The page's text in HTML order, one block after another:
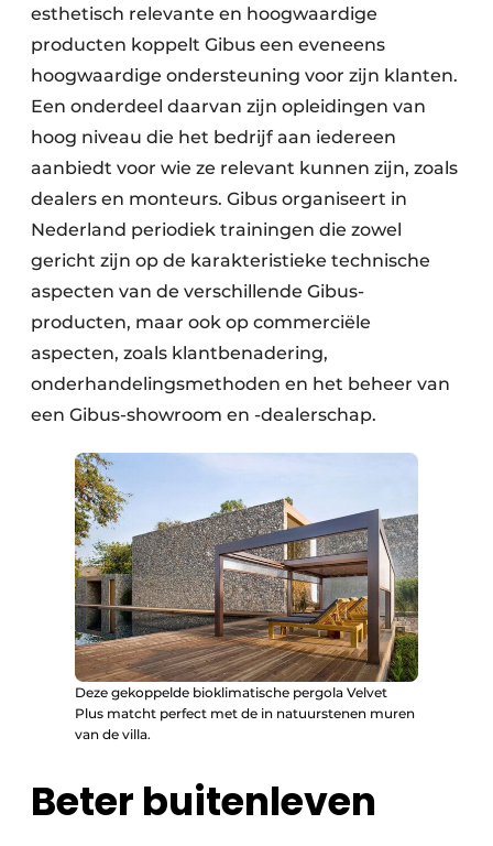
esthetisch relevante en hoogwaardige
producten koppelt Gibus een eveneens
hoogwaardige ondersteuning voor zijn klanten.
Een onderdeel daarvan zijn opleidingen van
hoog niveau die het bedrijf aan iedereen
aanbiedt voor wie ze relevant kunnen zijn, zoals
dealers en monteurs. Gibus organiseert in
Nederland periodiek trainingen die zowel
gericht zijn op de karakteristieke technische
aspecten van de verschillende Gibus-
producten, maar ook op commerciële
aspecten, zoals klantbenadering,
onderhandelingsmethoden en het beheer van
een Gibus-showroom en -dealerschap.
Deze gekoppelde bioklimatische pergola Velvet
Plus matcht perfect met de in natuurstenen muren
van de villa.
Beter buitenleven